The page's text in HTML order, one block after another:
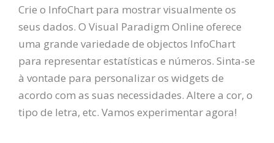
Crie o InfoChart para mostrar visualmente os
seus dados. O Visual Paradigm Online oferece
uma grande variedade de objectos InfoChart
para representar estatísticas e números. Sinta-se
à vontade para personalizar os widgets de
acordo com as suas necessidades. Altere a cor, o
tipo de letra, etc. Vamos experimentar agora!